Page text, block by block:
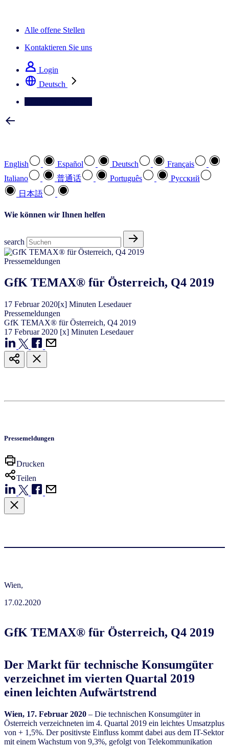
Alle offene Stellen
Kontaktieren Sie uns
Login
Deutsch
English Español Deutsch
Français
Italiano
普通话 Português
Pусский
日本語
Wie können wir Ihnen helfen
search
Pressemeldungen
GfK TEMAX® für Österreich, Q4 2019
17 Februar 2020[x] Minuten Lesedauer
Pressemeldungen
GfK TEMAX® für Österreich, Q4 2019
17 Februar 2020 [x] Minuten Lesedauer
Pressemeldungen
Drucken
Teilen
Wien,
17.02.2020
GfK TEMAX® für Österreich, Q4 2019
Der Markt für technische Konsumgüter
verzeichnet im vierten Quartal 2019
einen leichten Aufwärtstrend
Wien, 17. Februar 2020 – Die technischen Konsumgüter in
Österreich verzeichneten im 4. Quartal 2019 ein leichtes Umsatzplus
von + 1,5%. Der positivste Einfluss kommt dabei aus dem IT-Sektor
mit einem Wachstum von 9,3%, gefolgt von Telekommunikation